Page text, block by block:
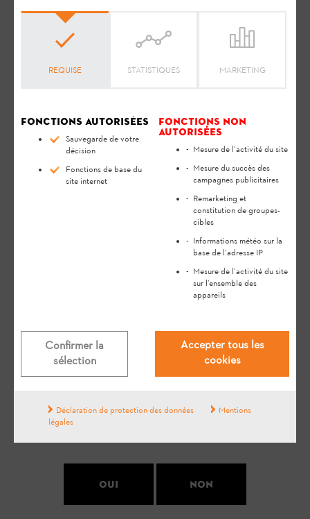
transporter, de le stocker, de l'entretenir, de le réparer, de le
dépanner ou de l'éliminer, veuillez lire attentivement leManuel
d'utilisation
. Le manuel d'utilisation contient des consignes de
sécurité et dans le respect de l'environnement tout au long de
Veuillez vous assurer que l'interface
Bluetooth® est activée, sur la batterie et sur
l'appareil mobile.
Veillez à ce que la batterie se trouve à portée
de votre appareil mobile (à 10 mètres au
pour l'établissement d'une liaison entre votre
Oui Non
REQUISE STATISTIQUES MARKETING
Fonctions autorisées
Sauvegarde de votre
décision
Fonctions de base du
site internet
Fonctions non
autorisées
Mesure de l’activité du site
Mesure du succès des
campagnes publicitaires
Remarketing et
constitution de groupes-
cibles
Informations météo sur la
base de l’adresse IP
Mesure de l’activité du site
sur l’ensemble des
appareils
Confirmer la
sélection
Accepter tous les
cookies
Déclaration de protection des données
Mentions
légales